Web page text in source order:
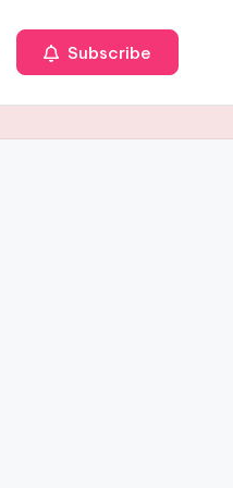
Subscribe